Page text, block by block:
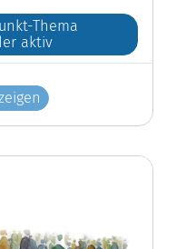
Thema
aktiv